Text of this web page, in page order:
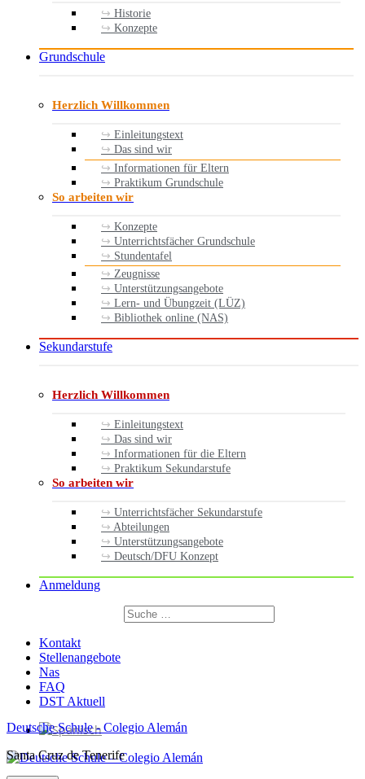
Historie
Konzepte
Grundschule
Herzlich Willkommen
Einleitungstext
Das sind wir
Informationen für Eltern
Praktikum Grundschule
So arbeiten wir
Konzepte
Unterrichtsfächer Grundschule
Stundentafel
Zeugnisse
Unterstützungsangebote
Lern- und Übungzeit (LÜZ)
Bibliothek online (NAS)
Sekundarstufe
Herzlich Willkommen
Einleitungstext
Das sind wir
Informationen für die Eltern
Praktikum Sekundarstufe
So arbeiten wir
Unterrichtsfächer Sekundarstufe
Abteilungen
Unterstützungsangebote
Deutsch/DFU Konzept
Anmeldung
Suchen
nach:
Kontakt
Stellenangebote
Nas
FAQ
DST Aktuell
Deutsche Schule - Colegio Alemán
Santa Cruz de Tenerife